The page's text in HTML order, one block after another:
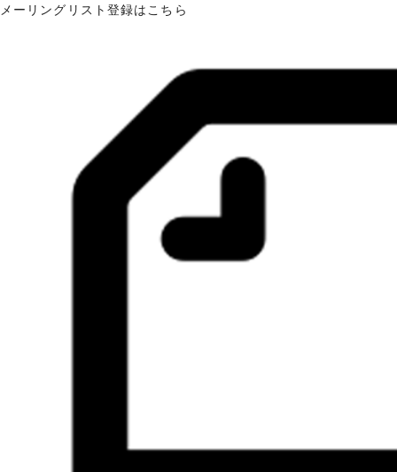
メーリングリスト登録はこちら